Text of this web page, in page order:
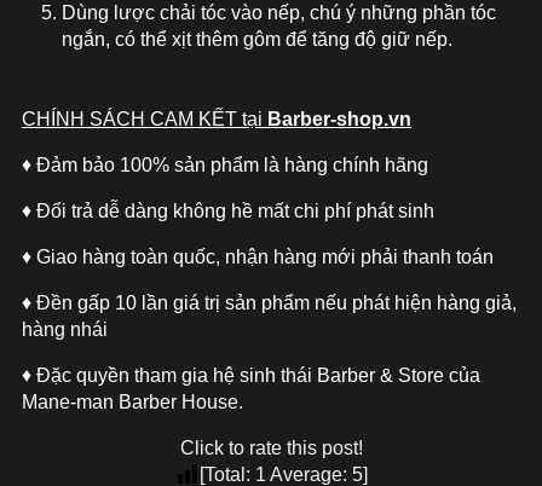
Dùng lược chải tóc vào nếp, chú ý những phần tóc
ngắn, có thể xịt thêm gôm để tăng độ giữ nếp.
CHÍNH SÁCH CAM KẾT tại Barber-shop.vn
♦ Đảm bảo 100% sản phẩm là hàng chính hãng
♦ Đổi trả dễ dàng không hề mất chi phí phát sinh
♦ Giao hàng toàn quốc, nhận hàng mới phải thanh toán
♦ Đền gấp 10 lần giá trị sản phẩm nếu phát hiện hàng giả,
hàng nhái
♦ Đặc quyền tham gia hệ sinh thái Barber & Store của
Mane-man Barber House.
Click to rate this post!
[Total: 1 Average: 5]